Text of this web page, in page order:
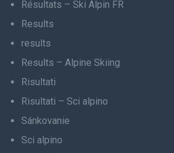
Résultats – Ski Alpin FR
Results
results
Results – Alpine Skiing
Risultati
Risultati – Sci alpino
Sánkovanie
Sci alpino